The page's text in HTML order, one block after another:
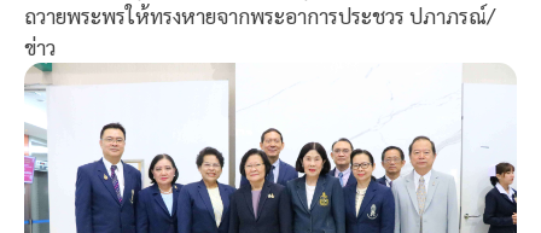
ถวายพระพรให้ทรงหายจากพระอาการประชวร ปภาภรณ์/
ข่าว